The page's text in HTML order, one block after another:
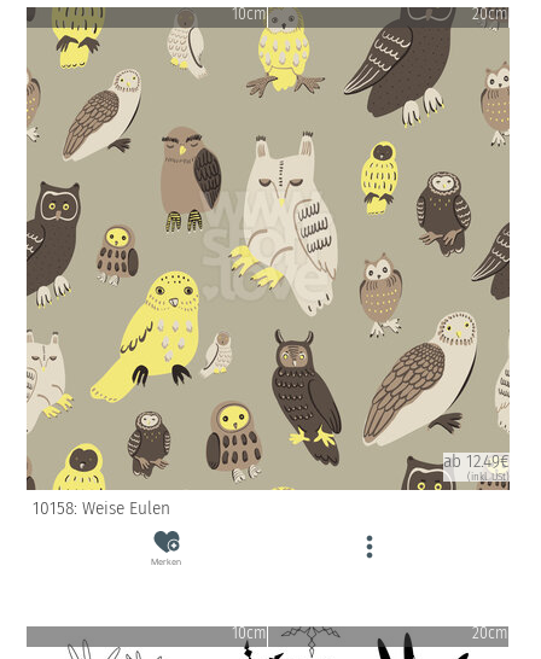
10cm 20cm
ab 12.49€
(inkl. USt)
10158: Weise Eulen
Merken
10cm 20cm